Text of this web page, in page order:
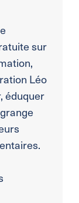
sur
Léo
éduquer